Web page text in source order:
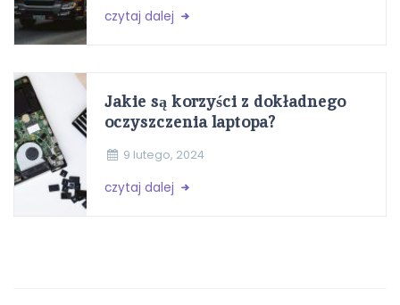
czytaj dalej
Jakie są korzyści z dokładnego
oczyszczenia laptopa?
9 lutego, 2024
czytaj dalej